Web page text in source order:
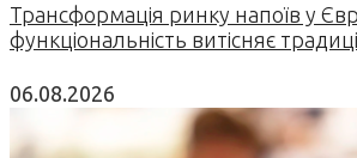
Трансформація ринку напоїв у
функціональність витісняє
06.08.2026